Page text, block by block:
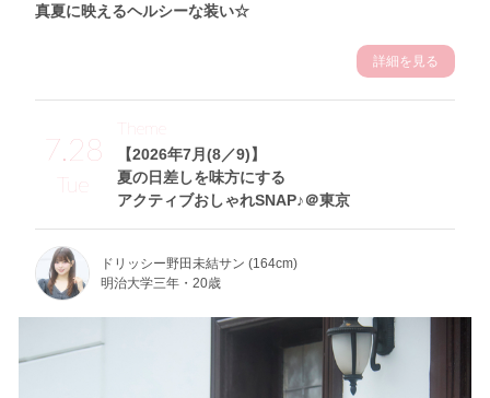
真夏に映えるヘルシーな装い☆
詳細を見る
7.28
Tue
【2026年7月(8／9)】
夏の日差しを味方にする
アクティブおしゃれSNAP♪＠東京
Theme
ドリッシー野田未結サン (164cm)
明治大学三年・20歳